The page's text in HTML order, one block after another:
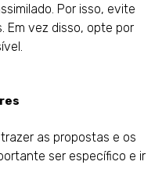
Por isso, evite
Em vez disso, opte por
as propostas e os
ser específico e ir